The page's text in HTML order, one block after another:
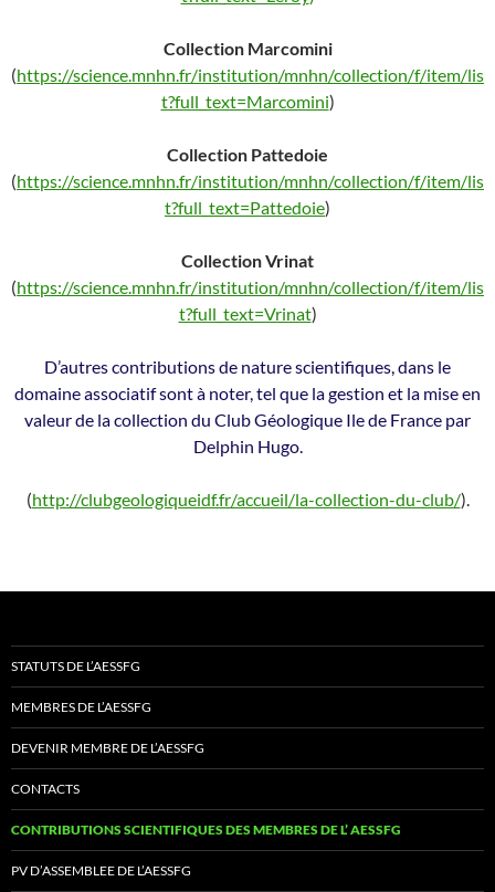
Collection Marcomini
(https://science.mnhn.fr/institution/mnhn/collection/f/item/lis
t?full_text=Marcomini)
Collection Pattedoie
(https://science.mnhn.fr/institution/mnhn/collection/f/item/lis
t?full_text=Pattedoie)
Collection Vrinat
(https://science.mnhn.fr/institution/mnhn/collection/f/item/lis
t?full_text=Vrinat)
D’autres contributions de nature scientifiques, dans le
domaine associatif sont à noter, tel que la gestion et la mise en
valeur de la collection du Club Géologique Ile de France par
Delphin Hugo.
(http://clubgeologiqueidf.fr/accueil/la-collection-du-club/).
STATUTS DE L’AESSFG
MEMBRES DE L’AESSFG
DEVENIR MEMBRE DE L’AESSFG
CONTACTS
CONTRIBUTIONS SCIENTIFIQUES DES MEMBRES DE L’ AESSFG
PV D’ASSEMBLEE DE L’AESSFG